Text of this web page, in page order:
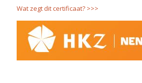
Wat zegt dit certificaat? >>>